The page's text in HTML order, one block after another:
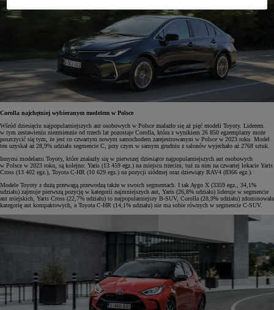
Corolla najchętniej wybieranym modelem w Polsce
Wśród dziesięciu najpopularniejszych aut osobowych w Polsce znalazło się aż pięć modeli Toyoty. Liderem
w tym zestawieniu niezmiennie od trzech lat pozostaje Corolla, która z wynikiem 26 850 egzemplarzy może
poszczycić się tym, że jest co czwartym nowym samochodem zarejestrowanym w Polsce w 2023 roku. Model
ten uzyskał aż 28,9% udziału segmencie C, przy czym w samym grudniu z salonów wyjechało aż 2768 sztuk.
Innymi modelami Toyoty, które znalazły się w pierwszej dziesiątce najpopularniejszych aut osobowych
w Polsce w 2023 roku, są kolejno: Yaris (13 459 egz.) na miejscu trzecim, tuż za nim na czwartej lokacie Yaris
Cross (13 402 egz.), Toyota C-HR (10 629 egz.) na pozycji siódmej oraz dziewiąty RAV4 (8366 egz.).
Modele Toyoty z dużą przewagą przewodzą także w swoich segmentach. I tak Aygo X (3359 egz., 34,1%
udziału) zajmuje pierwszą pozycję w kategorii najmniejszych aut, Yaris (26,8% udziału) lideruje w segmencie
aut miejskich, Yaris Cross (22,7% udziału) to najpopularniejszy B-SUV, Corolla (28,9% udziału) zdominowała
kategorię aut kompaktowych, a Toyota C-HR (14,1% udziału) nie ma sobie równych w segmencie C-SUV.